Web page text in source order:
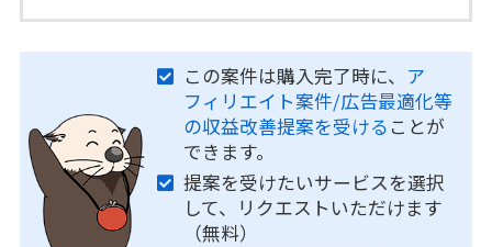
この案件は購入完了時に、 ア
フィリエイト案件/広告最適化等
の収益改善提案を受ける ことが
できます。
提案を受けたいサービスを選択
して、リクエストいただけます
（無料）